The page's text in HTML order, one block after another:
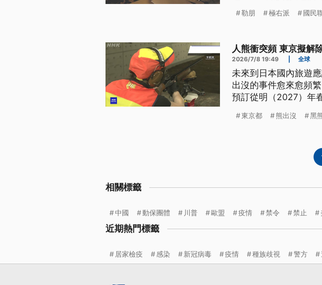
愛麗舍宮的最大考驗。
勒朋 極右派 國民
人熊衝突頻 東京擬解
2026/7/8 19:49 全球
未來到日本國內旅遊
出沒的事件愈來愈頻
預訂從明（2027）年
東京都 熊出沒 黑
相關標籤
中國 動保團體 川普 歐盟 疫情 禁令 禁止
近期熱門標籤
居家檢疫 感染 新冠病毒 疫情 種族歧視 警方